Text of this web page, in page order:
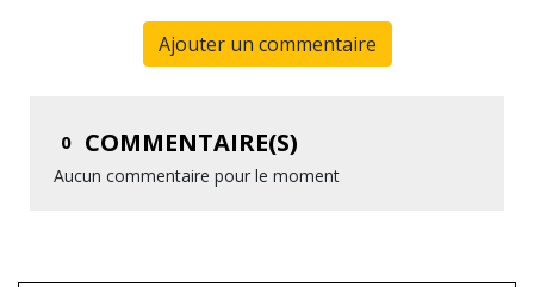
Ajouter un commentaire
0 COMMENTAIRE(S)
Aucun commentaire pour le moment